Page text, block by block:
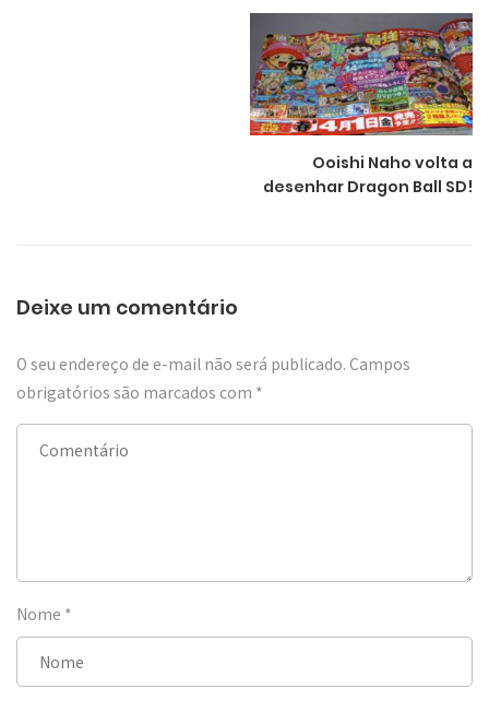
Ooishi Naho volta a
desenhar Dragon Ball SD!
Deixe um comentário
O seu endereço de e-mail não será publicado. Campos
obrigatórios são marcados com *
Nome *